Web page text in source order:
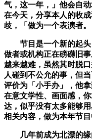
气，这一年，」他会自
在今天，分享本人的收
歧，「做为一个表演者。
节目是一个新的起头
做者或机构正在磅礴旧
越来越难，虽然其时脱
人碰到不公允的事，但
评价为「小手办」，他
在意文学性、画面感，
达，似乎没有太多能够
相关内容，做为本年节
几年前成为北漂的缘